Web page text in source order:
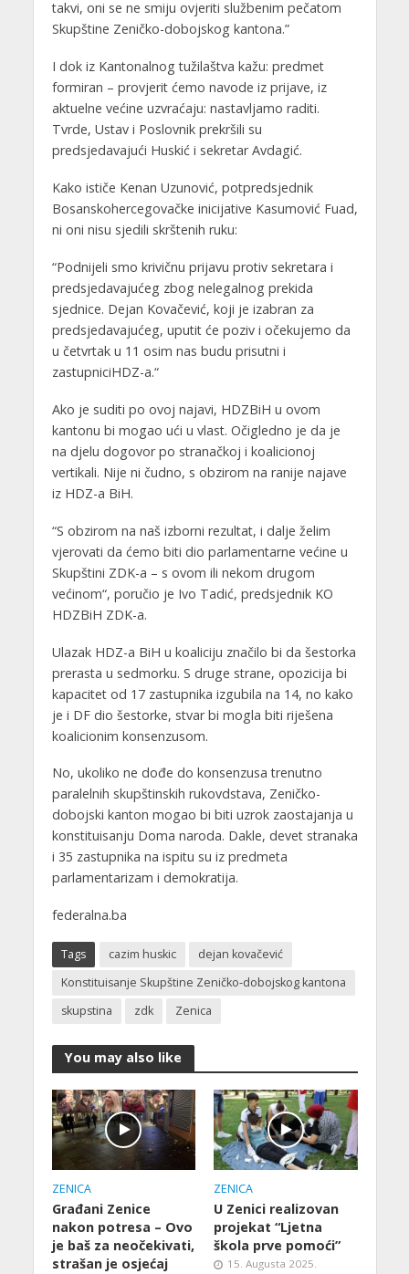
takvi, oni se ne smiju ovjeriti službenim pečatom
Skupštine Zeničko-dobojskog kantona.”
I dok iz Kantonalnog tužilaštva kažu: predmet
formiran – provjerit ćemo navode iz prijave, iz
aktuelne većine uzvraćaju: nastavljamo raditi.
Tvrde, Ustav i Poslovnik prekršili su
predsjedavajući Huskić i sekretar Avdagić.
Kako ističe Kenan Uzunović, potpredsjednik
Bosanskohercegovačke inicijative Kasumović Fuad,
ni oni nisu sjedili skrštenih ruku:
“Podnijeli smo krivičnu prijavu protiv sekretara i
predsjedavajućeg zbog nelegalnog prekida
sjednice. Dejan Kovačević, koji je izabran za
predsjedavajućeg, uputit će poziv i očekujemo da
u četvrtak u 11 osim nas budu prisutni i
zastupniciHDZ-a.“
Ako je suditi po ovoj najavi, HDZBiH u ovom
kantonu bi mogao ući u vlast. Očigledno je da je
na djelu dogovor po stranačkoj i koalicionoj
vertikali. Nije ni čudno, s obzirom na ranije najave
iz HDZ-a BiH.
“S obzirom na naš izborni rezultat, i dalje želim
vjerovati da ćemo biti dio parlamentarne većine u
Skupštini ZDK-a – s ovom ili nekom drugom
većinom“, poručio je Ivo Tadić, predsjednik KO
HDZBiH ZDK-a.
Ulazak HDZ-a BiH u koaliciju značilo bi da šestorka
prerasta u sedmorku. S druge strane, opozicija bi
kapacitet od 17 zastupnika izgubila na 14, no kako
je i DF dio šestorke, stvar bi mogla biti riješena
koalicionim konsenzusom.
No, ukoliko ne dođe do konsenzusa trenutno
paralelnih skupštinskih rukovdstava, Zeničko-
dobojski kanton mogao bi biti uzrok zaostajanja u
konstituisanju Doma naroda. Dakle, devet stranaka
i 35 zastupnika na ispitu su iz predmeta
parlamentarizam i demokratija.
federalna.ba
Tags cazim huskic
dejan kovačević
Konstituisanje Skupštine Zeničko-dobojskog kantona
skupstina
zdk Zenica
You may also like
ZENICA
Građani Zenice
nakon potresa – Ovo
je baš za neočekivati,
strašan je osjećaj
ZENICA
U Zenici realizovan
projekat “Ljetna
škola prve pomoći”
15. Augusta 2025.